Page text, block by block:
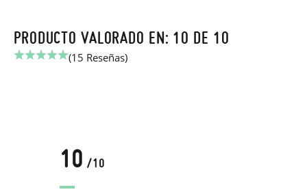
PRODUCTO VALORADO EN: 10 DE 10
(15 Reseñas)
10 /10